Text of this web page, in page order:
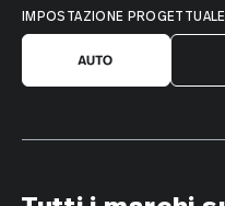
IMPOSTAZIONE